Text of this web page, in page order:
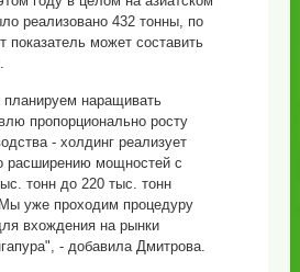
реализовано 432 тонны, по
показатель может составить
наращивать
пропорционально росту
- холдинг реализует
расширению мощностей с
тонн до 220 тыс. тонн
уже проходим процедуру
вхождения на рынки
- добавила Дмитрова.